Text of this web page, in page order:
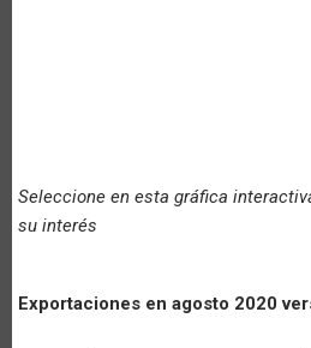
Seleccione en esta gráfica
su interés
Exportaciones en agosto 2020